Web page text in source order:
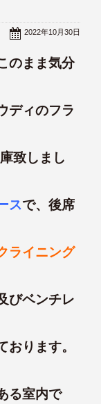
2022年10月30日
のまま気分
ディのフラ
致しまし
スで、後席
ライニング
びベンチレ
ります。
る室内で